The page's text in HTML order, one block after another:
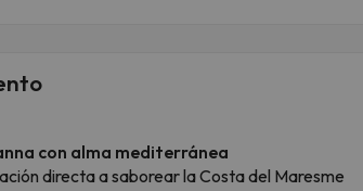
con alma mediterránea
directa a saborear la Costa del Maresme